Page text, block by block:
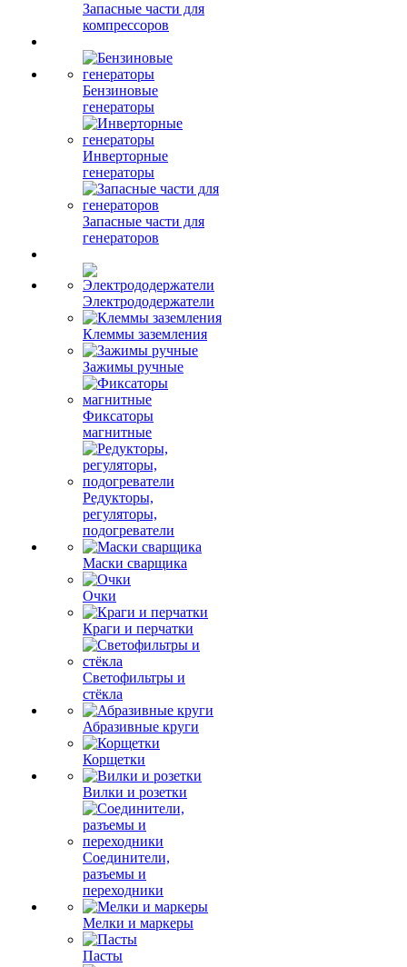
Запасные части для
компрессоров
Бензиновые
генераторы
Инверторные
генераторы
Запасные части для
генераторов
Электрододержатели
Клеммы заземления
Зажимы ручные
Фиксаторы
магнитные
Редукторы,
регуляторы,
подогреватели
Маски сварщика
Очки
Краги и перчатки
Светофильтры и
стёкла
Абразивные круги
Корщетки
Вилки и розетки
Соединители,
разъемы и
переходники
Мелки и маркеры
Пасты